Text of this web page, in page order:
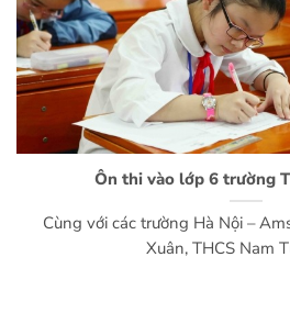
Ôn thi vào lớp 6 trường
Cùng với các trường Hà Nội –
Xuân, THCS Nam